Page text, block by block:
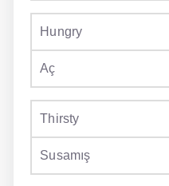
Hungry
Aç
Thirsty
Susamış